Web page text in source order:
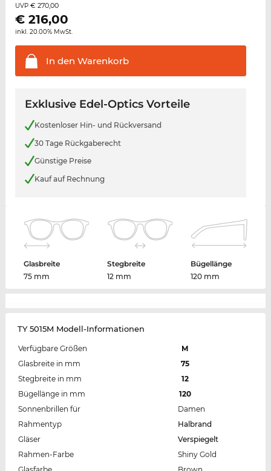
UVP € 270,00
€ 216,00
inkl. 20.00% MwSt.
In den Warenkorb
Exklusive Edel-Optics Vorteile
Kostenloser Hin- und Rückversand
30 Tage Rückgaberecht
Günstige Preise
Kauf auf Rechnung
Glasbreite
75 mm
Stegbreite
12 mm
Bügellänge
120 mm
TY 5015M Modell-Informationen
Verfügbare Größen
M
Glasbreite in mm
75
Stegbreite in mm
12
Bügellänge in mm
120
Sonnenbrillen für
Damen
Rahmentyp
Halbrand
Gläser
Verspiegelt
Rahmen-Farbe
Shiny Gold